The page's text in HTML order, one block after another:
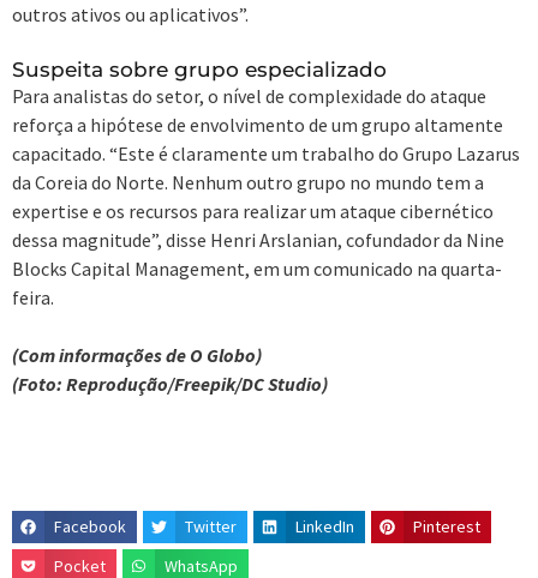
outros ativos ou aplicativos”.
Suspeita sobre grupo especializado
Para analistas do setor, o nível de complexidade do ataque
reforça a hipótese de envolvimento de um grupo altamente
capacitado. “Este é claramente um trabalho do Grupo Lazarus
da Coreia do Norte. Nenhum outro grupo no mundo tem a
expertise e os recursos para realizar um ataque cibernético
dessa magnitude”, disse Henri Arslanian, cofundador da Nine
Blocks Capital Management, em um comunicado na quarta-
feira.
(Com informações de O Globo)
(Foto: Reprodução/Freepik/DC Studio)
Facebook Twitter LinkedIn
Pinterest
Pocket
WhatsApp